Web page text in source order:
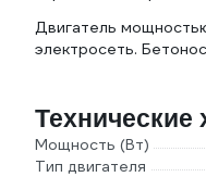
Двигатель
электросеть.
Мощность (Вт)
Тип двигателя